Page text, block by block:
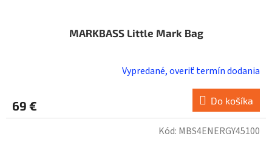
MARKBASS Little Mark Bag
Vypredané, overiť termín dodania
69 € Do košíka
Kód: MBS4ENERGY45100